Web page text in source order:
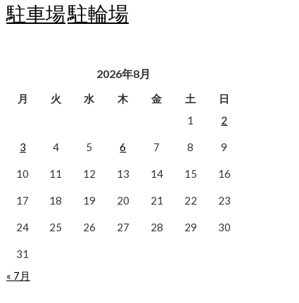
駐車場駐輪場
2026年8月
月 火 水 木 金 土
日
1
2
3 4 5 6 7 8 9
10 11 12 13 14 15 16
17 18 19 20 21 22 23
24 25 26 27 28 29 30
31
« 7月